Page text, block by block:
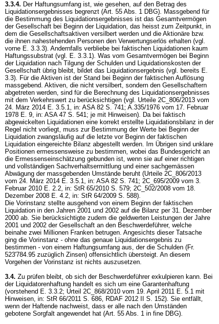
3.3.4. Der Haftungsumfang ist, wie gesehen, auf den Betrag des
Liquidationsergebnisses begrenzt (Art. 55 Abs. 1 DBG). Massgebend für
die Bestimmung des Liquidationsergebnisses ist das Gesamtvermögen
der Gesellschaft bei Beginn der Liquidation, das heisst zum Zeitpunkt, in
dem die Gesellschaftsaktiven versilbert werden und die Aktionäre bzw.
die ihnen nahestehenden Personen den Verwertungserlös erhalten (vgl.
vorne E. 3.3.3). Andernfalls verbliebe bei faktischen Liquidationen kaum
Haftungssubstrat (vgl. E. 3.3.1). Was vom Gesamtvermögen bei Beginn
der Liquidation nach Tilgung der Schulden und Liquidationskosten der
Gesellschaft übrig bleibt, bildet das Liquidationsergebnis (vgl. bereits E.
3.3). Für die Aktiven ist der Stand bei Beginn der faktischen Auflösung
massgebend. Aktiven, die nicht versilbert, sondern den Gesellschaftern
abgetreten werden, sind für die Berechnung des Liquidationsergebnisses
mit dem Verkehrswert zu berücksichtigen (vgl. Urteile 2C_806/2013 vom
24. März 2014 E. 3.5.1, in: ASA 82 S. 741; A.335/1976 vom 17. Februar
1978 E. 9, in: ASA 47 S. 541; je mit Hinweisen). Da bei faktisch
abgewickelten Liquidationen eine korrekt erstellte Liquidationsbilanz in der
Regel nicht vorliegt, muss zur Bestimmung der Werte bei Beginn der
Liquidation zwangsläufig auf die letzte vor Beginn der faktischen
Liquidation eingereichte Bilanz abgestellt werden. Im Übrigen sind unklare
Positionen ermessensweise zu bestimmen, wobei das Bundesgericht an
die Ermessenseinschätzung gebunden ist, wenn sie auf einer richtigen
und vollständigen Sachverhaltsermittlung und einer sachgemässen
Abwägung der massgebenden Umstände beruht (Urteile 2C_806/2013
vom 24. März 2014 E. 3.5.1, in: ASA 82 S. 741; 2C_695/2009 vom 3.
Februar 2010 E. 2.2, in: StR 65/2010 S. 579; 2C_502/2008 vom 18.
Dezember 2008 E. 4.2, in: StR 64/2009 S. 588).
Die Vorinstanz stellte ausgehend von einem Beginn der faktischen
Liquidation in den Jahren 2001 und 2002 auf die Bilanz per 31. Dezember
2000 ab. Sie berücksichtigte zudem die geldwerten Leistungen der Jahre
2001 und 2002 der Gesellschaft an den Beschwerdeführer, welche
beinahe zwei Millionen Franken betrugen. Angesichts dieser Tatsache
ging die Vorinstanz - ohne das genaue Liquidationsergebnis zu
bestimmen - von einem Haftungsumfang aus, der die Schulden (Fr.
523'784.95 zuzüglich Zinsen) offensichtlich übersteigt. An diesem
Vorgehen der Vorinstanz ist nichts auszusetzen.
3.4. Zu prüfen bleibt, ob sich der Beschwerdeführer exkulpieren kann. Bei
der Liquidatorenhaftung handelt es sich um eine Garantenhaftung
(vorstehend E. 3.3.2; Urteil 2C_868/2010 vom 19. April 2011 E. 5.1 mit
Hinweisen, in: StR 66/2011 S. 686, RDAF 2012 II S. 152). Sie entfällt,
wenn der Haftende nachweist, dass er alle nach den Umständen
gebotene Sorgfalt angewendet hat (Art. 55 Abs. 1 in fine DBG).